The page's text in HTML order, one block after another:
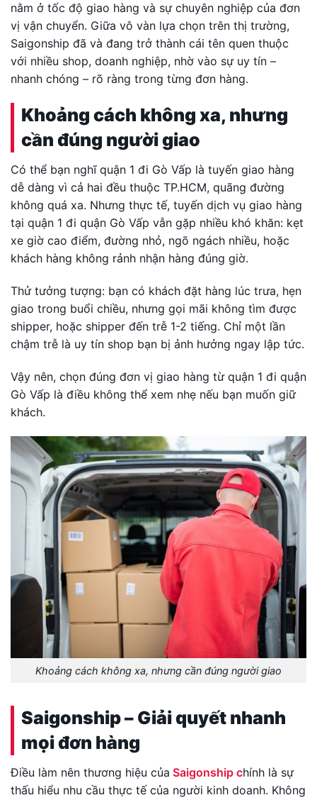
nằm ở tốc độ giao hàng và sự chuyên nghiệp của đơn
vị vận chuyển. Giữa vô vàn lựa chọn trên thị trường,
Saigonship đã và đang trở thành cái tên quen thuộc
với nhiều shop, doanh nghiệp, nhờ vào sự uy tín –
nhanh chóng – rõ ràng trong từng đơn hàng.
Khoảng cách không xa, nhưng
cần đúng người giao
Có thể bạn nghĩ quận 1 đi Gò Vấp là tuyến giao hàng
dễ dàng vì cả hai đều thuộc TP.HCM, quãng đường
không quá xa. Nhưng thực tế, tuyến dịch vụ giao hàng
tại quận 1 đi quận Gò Vấp vẫn gặp nhiều khó khăn: kẹt
xe giờ cao điểm, đường nhỏ, ngõ ngách nhiều, hoặc
khách hàng không rảnh nhận hàng đúng giờ.
Thử tưởng tượng: bạn có khách đặt hàng lúc trưa, hẹn
giao trong buổi chiều, nhưng gọi mãi không tìm được
shipper, hoặc shipper đến trễ 1-2 tiếng. Chỉ một lần
chậm trễ là uy tín shop bạn bị ảnh hưởng ngay lập tức.
Vậy nên, chọn đúng đơn vị giao hàng từ quận 1 đi quận
Gò Vấp là điều không thể xem nhẹ nếu bạn muốn giữ
khách.
Khoảng cách không xa, nhưng cần đúng người giao
Saigonship – Giải quyết nhanh
mọi đơn hàng
Điều làm nên thương hiệu của Saigonship chính là sự
thấu hiểu nhu cầu thực tế của người kinh doanh. Không